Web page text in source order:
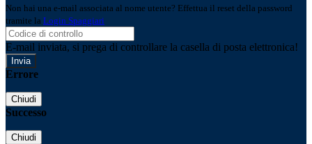
Non hai una e-mail associata al nome utente? Effettua il reset della password
tramite la Login Spaggiari
E-mail inviata, si prega di controllare la casella di posta elettronica!
Errore
Chiudi
Successo
Chiudi